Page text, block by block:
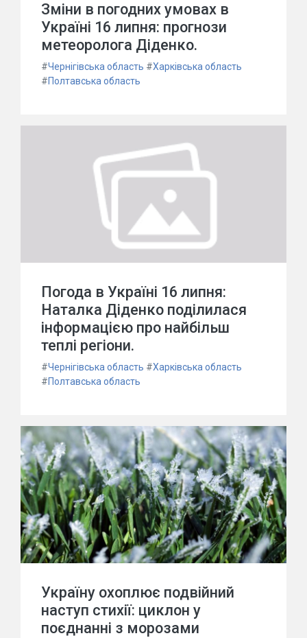
Зміни в погодних умовах в
Україні 16 липня: прогнози
метеоролога Діденко.
#Чернігівська область #Харківська область
#Полтавська область
Погода в Україні 16 липня:
Наталка Діденко поділилася
інформацією про найбільш
теплі регіони.
#Чернігівська область #Харківська область
#Полтавська область
Україну охоплює подвійний
наступ стихії: циклон у
поєднанні з морозами